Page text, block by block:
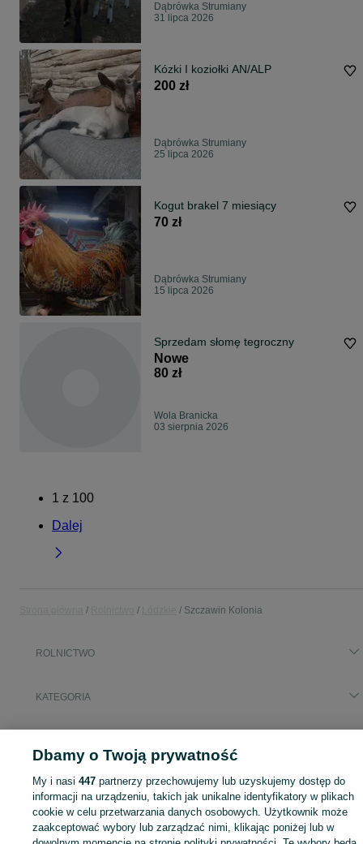
Dąbrówka Strumiany
31 lipca 2026
Kózki I koziołki AN/ALP
200 zł
Dąbrówka Strumiany
25 lipca 2026
Kogut brakel 7 miesiący
70 zł
Dąbrówka Strumiany
15 lipca 2026
Sprzedam słomę tegroczny
Nowe
80 zł
Wola Branicka
03 sierpnia 2026
1 z 100
Dalej
Szczawin Kolonia
ROLNICTWO
KATEGORIA
Mapa kategorii
Mapa miejscowości
Mapa ministron
Dbamy o Twoją prywatność
My i nasi447 partnerzy przechowujemy lub uzyskujemy dostęp do
informacji na urządzeniu, takich jak unikalne identyfikatory w plikach
cookie w celu przetwarzania danych osobowych. Użytkownik może
zaakceptować wybory lub zarządzać nimi, klikając poniżej lub w